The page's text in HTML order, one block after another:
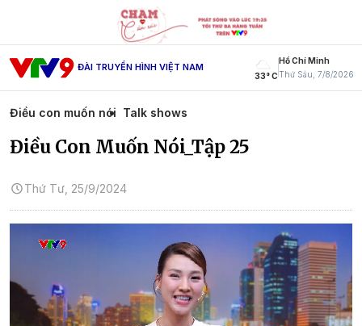
ĐÀI TRUYỀN HÌNH VIỆT NAM
33° C
Hồ Chí Minh
Thứ Sáu, 7/8/2026
Điều con muốn nói Talk shows
Điều Con Muốn Nói_Tập 25
Thứ Tư, 25/9/2024